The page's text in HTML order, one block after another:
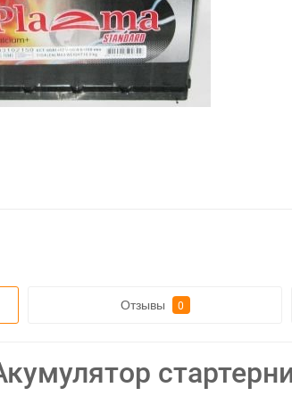
Отзывы 0